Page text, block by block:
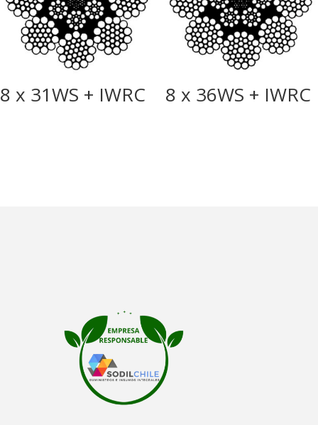
8 x 31WS + IWRC 8 x 36WS + IWRC